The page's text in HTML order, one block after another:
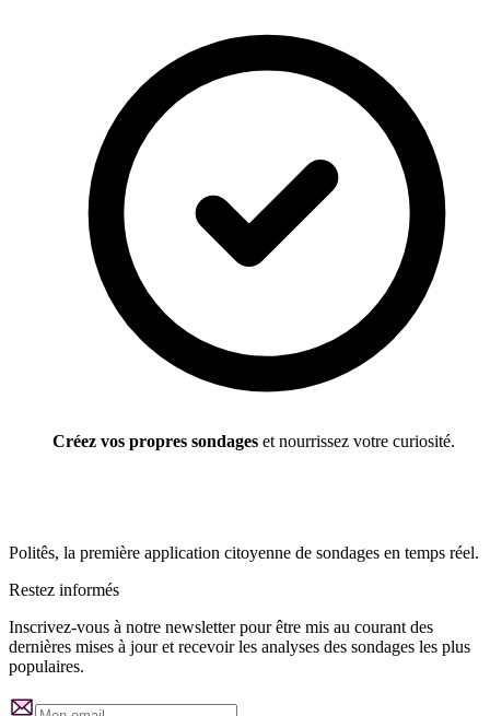
Créez vos propres sondages et nourrissez votre curiosité.
Politês, la première application citoyenne de sondages en temps réel.
Restez informés
Inscrivez-vous à notre newsletter pour être mis au courant des
dernières mises à jour et recevoir les analyses des sondages les plus
populaires.